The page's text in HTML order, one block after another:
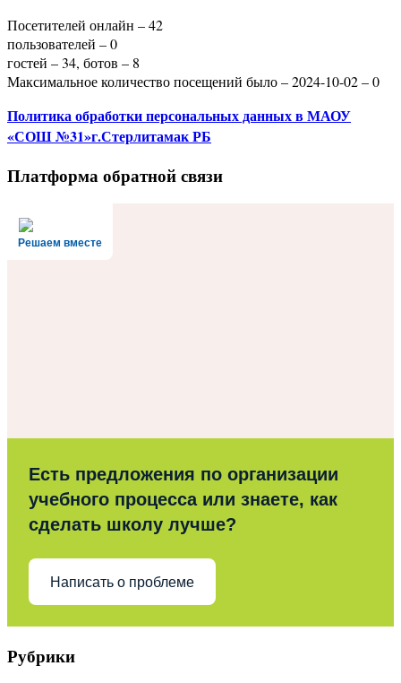
Посетителей онлайн – 42
пользователей – 0
гостей – 34, ботов – 8
Максимальное количество посещений было – 2024-10-02 – 0
Политикаобработки персональных данныхв МАОУ
«СОШ №31»г.Стерлитамак РБ
Платформа обратной связи
Решаем вместе
Есть предложения по организации
учебного процесса или знаете, как
сделать школу лучше?
Написать о проблеме
Рубрики